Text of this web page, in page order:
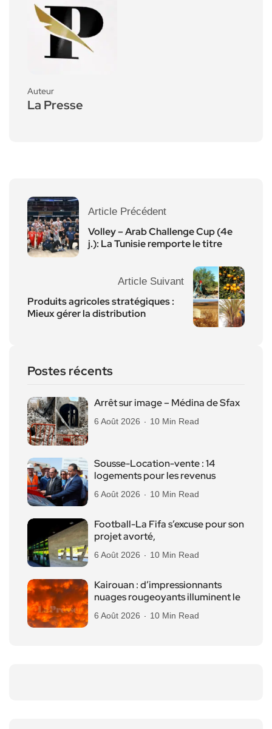
Auteur
La Presse
Article Précédent
Volley – Arab Challenge Cup (4e
j.): La Tunisie remporte le titre
Article Suivant
Produits agricoles stratégiques :
Mieux gérer la distribution
Postes récents
Arrêt sur image – Médina de Sfax
6 Août 2026 10 Min Read
Sousse-Location-vente : 14
logements pour les revenus
6 Août 2026 10 Min Read
Football-La Fifa s’excuse pour son
projet avorté,
6 Août 2026 10 Min Read
Kairouan : d’impressionnants
nuages rougeoyants illuminent le
6 Août 2026 10 Min Read